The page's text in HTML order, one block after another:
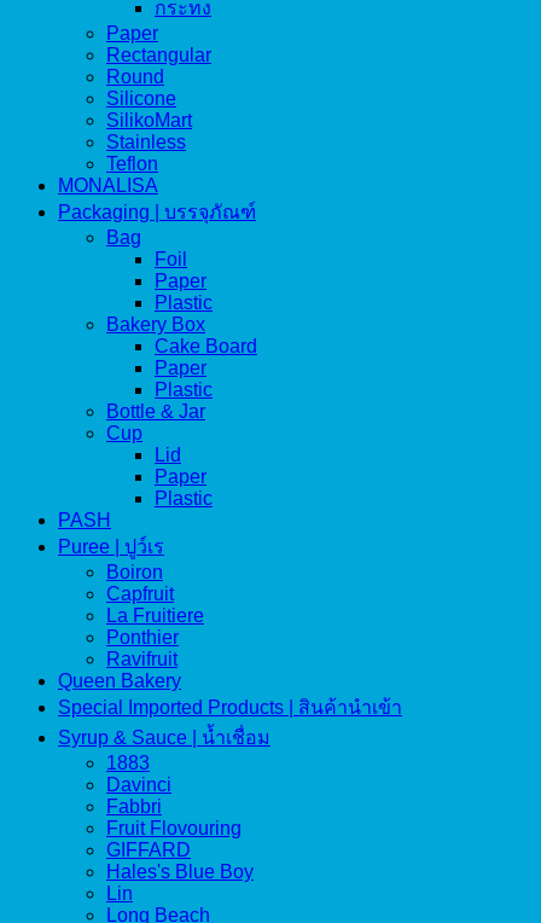
กระทง
Paper
Rectangular
Round
Silicone
SilikoMart
Stainless
Teflon
MONALISA
Packaging | บรรจุภัณฑ์
Bag
Foil
Paper
Plastic
Bakery Box
Cake Board
Paper
Plastic
Bottle & Jar
Cup
Lid
Paper
Plastic
PASH
Puree | ปูว์เร
Boiron
Capfruit
La Fruitiere
Ponthier
Ravifruit
Queen Bakery
Special Imported Products | สินค้านำเข้า
Syrup & Sauce | น้ำเชื่อม
1883
Davinci
Fabbri
Fruit Flovouring
GIFFARD
Hales's Blue Boy
Lin
Long Beach